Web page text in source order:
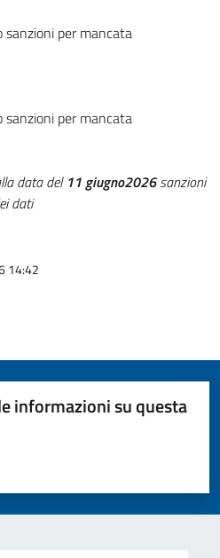
per mancata
per mancata
data del 11 giugno2026sanzioni
dati
14:42
informazioni su questa
su 5
su 5